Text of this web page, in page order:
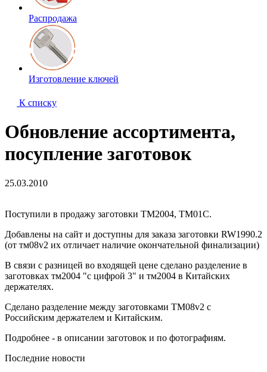
Распродажа
Изготовление ключей
К списку
Обновление ассортимента,
посупление заготовок
25.03.2010
Поступили в продажу заготовки ТМ2004, ТМ01С.
Добавлены на сайт и доступны для заказа заготовки RW1990.2
(от тм08v2 их отличает наличие окончательной финализации)
В связи с разницей во входящей цене сделано разделение в
заготовках тм2004 "с цифрой 3" и тм2004 в Китайских
держателях.
Сделано разделение между заготовками TM08v2 с
Российским держателем и Китайским.
Подробнее - в описании заготовок и по фотографиям.
Последние новости